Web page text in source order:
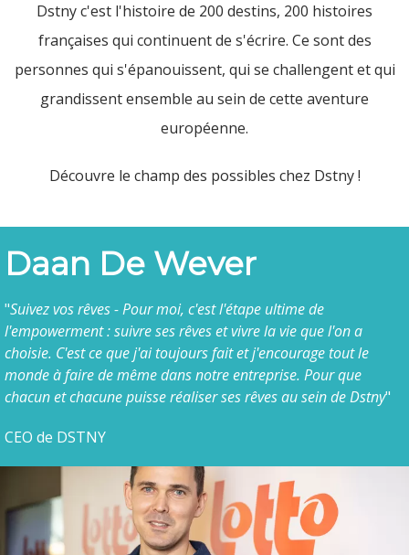
Dstny c'est l'histoire de 200 destins, 200 histoires
françaises qui continuent de s'écrire. Ce sont des
personnes qui s'épanouissent, qui se challengent et qui
grandissent ensemble au sein de cette aventure
européenne.
Découvre le champ des possibles chez Dstny !
Daan De Wever
"Suivez vos rêves - Pour moi, c'est l'étape ultime de
l'empowerment : suivre ses rêves et vivre la vie que l'on a
choisie. C'est ce que j'ai toujours fait et j'encourage tout le
monde à faire de même dans notre entreprise. Pour que
chacun et chacune puisse réaliser ses rêves au sein de Dstny"
CEO de DSTNY